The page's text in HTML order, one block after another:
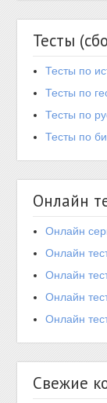
Тесты
Тесты по
Тесты по
Тесты по
Тесты по
Онлайн
Онлайн
Онлайн
Онлайн
Онлайн
Онлайн
Свежие